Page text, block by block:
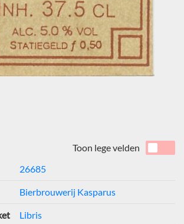
Toon lege velden
26685
Bierbrouwerij Kasparus
Libris